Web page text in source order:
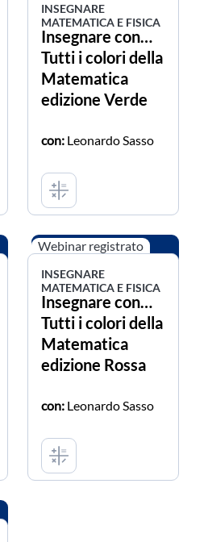
INSEGNARE
MATEMATICA E FISICA
Insegnare con…
Tutti i colori della
Matematica
edizione Verde
con: Leonardo Sasso
Webinar registrato
INSEGNARE
MATEMATICA E FISICA
Insegnare con…
Tutti i colori della
Matematica
edizione Rossa
con: Leonardo Sasso